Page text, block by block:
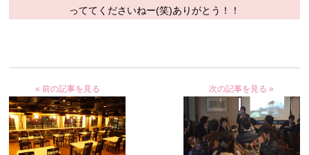
っててくださいねー(笑)ありがとう！！
« 前の記事を見る 次の記事を見る »